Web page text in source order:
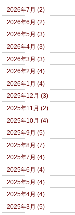
2026年7月 (2)
2026年6月 (2)
2026年5月 (3)
2026年4月 (3)
2026年3月 (3)
2026年2月 (4)
2026年1月 (4)
2025年12月 (3)
2025年11月 (2)
2025年10月 (4)
2025年9月 (5)
2025年8月 (7)
2025年7月 (4)
2025年6月 (4)
2025年5月 (4)
2025年4月 (4)
2025年3月 (5)